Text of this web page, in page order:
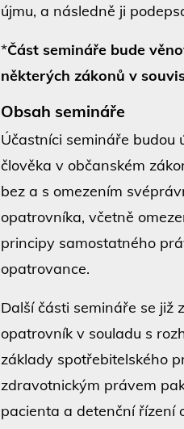
újmu, a následně ji
*Část semináře bude
některých zákonů v
Obsah semináře
Účastníci semináře
člověka v občanském
bez a s omezením
opatrovníka, včetně
principy samostatného
opatrovance.
Další části semináře se již
opatrovník v souladu s
základy spotřebitelského
zdravotnickým právem
pacienta a detenční řízení